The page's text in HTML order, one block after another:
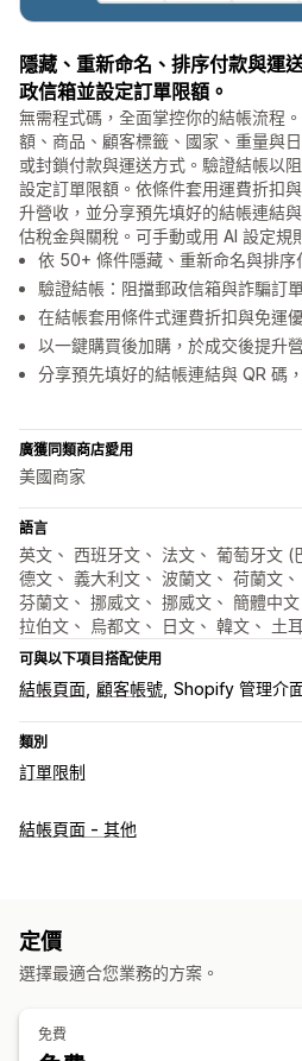
隱藏、重新命名、排序付款與運
政信箱並設定訂單限額。
無需程式碼，全面掌控你的結帳流程
額、商品、顧客標籤、國家、重量與
或封鎖付款與運送方式。驗證結帳以
設定訂單限額。依條件套用運費折扣
升營收，並分享預先填好的結帳連結
估稅金與關稅。可手動或用 AI 設定規
依 50+ 條件隱藏、重新命名與排序
驗證結帳：阻擋郵政信箱與詐騙訂
在結帳套用條件式運費折扣與免運
以一鍵購買後加購，於成交後提升
分享預先填好的結帳連結與 QR 碼
廣獲同類商店愛用
美國商家
語言
英文、 西班牙文、 法文、 葡萄牙文 (
德文、 義大利文、 波蘭文、 荷蘭文
芬蘭文、 挪威文、 挪威文、 簡體中
拉伯文、 烏都文、 日文、 韓文、 土
可與以下項目搭配使用
結帳頁面 顧客帳號 Shopify 管理介
類別
訂單限制
限制規則
通知設定
結帳頁面 - 其他
定價
選擇最適合您業務的方案。
免費